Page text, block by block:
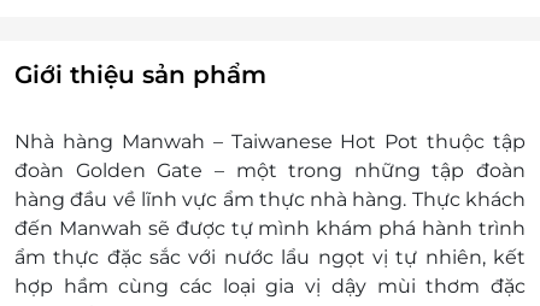
Số 27 Đông A, P.Lộc Hòa, Tp.Nam Định
Hà Tĩnh
Số 108, đường Nguyễn Huy Oánh, Phường Thành
Sen, Tỉnh Hà Tĩnh
Lâm Đồng
Mã quà tặng LifeLink không có giá trị quy đổi
thành tiền mặt, không hoàn tiền thừa và không
giá trị quy đổi.
Hotline hỗ trợ: 1900 2065 - 0934.661.016
Giới thiệu sản phẩm
Nhà hàng Manwah – Taiwanese Hot Pot thuộc tập
đoàn Golden Gate – một trong những tập đoàn
hàng đầu về lĩnh vực ẩm thực nhà hàng. Thực khách
đến Manwah sẽ được tự mình khám phá hành trình
ẩm thực đặc sắc với nước lẩu ngọt vị tự nhiên, kết
hợp hầm cùng các loại gia vị dậy mùi thơm đặc